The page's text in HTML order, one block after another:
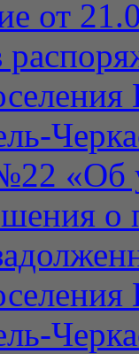
от
«Об
о